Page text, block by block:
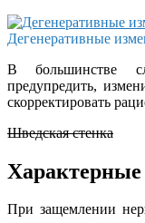
Дегенеративные
В большинстве
предупредить,
скорректировать
Шведская стенка
При защемлении